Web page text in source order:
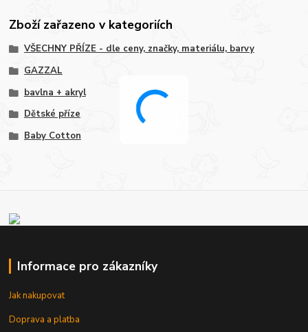
Zboží zařazeno v kategoriích
VŠECHNY PŘÍZE - dle ceny, značky, materiálu, barvy
GAZZAL
bavlna + akryl
Dětské příze
Baby Cotton
Informace pro zákazníky
Jak nakupovat
Doprava a platba